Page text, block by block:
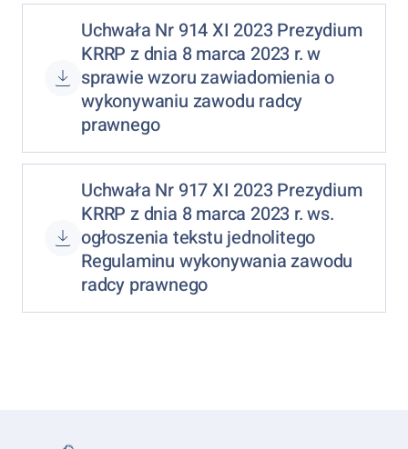
Uchwała Nr 914 XI 2023 Prezydium
KRRP z dnia 8 marca 2023 r. w
sprawie wzoru zawiadomienia o
wykonywaniu zawodu radcy
prawnego
Uchwała Nr 917 XI 2023 Prezydium
KRRP z dnia 8 marca 2023 r. ws.
ogłoszenia tekstu jednolitego
Regulaminu wykonywania zawodu
radcy prawnego